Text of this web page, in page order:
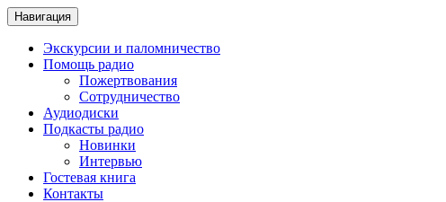
Навигация
Экскурсии и паломничество
Помощь радио
Пожертвования
Сотрудничество
Аудиодиски
Подкасты радио
Новинки
Интервью
Гостевая книга
Контакты